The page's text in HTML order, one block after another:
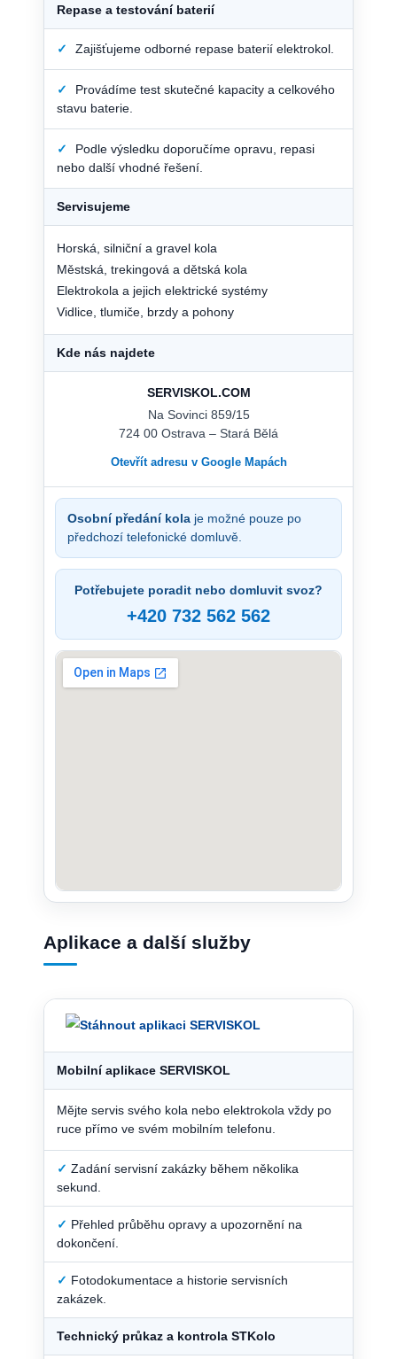
Repase a testování baterií
✓ Zajišťujeme odborné repase baterií elektrokol.
✓
Provádíme test skutečné kapacity a celkového
stavu baterie.
✓
Podle výsledku doporučíme opravu, repasi
nebo další vhodné řešení.
Servisujeme
Horská, silniční a gravel kola
Městská, trekingová a dětská kola
Elektrokola a jejich elektrické systémy
Vidlice, tlumiče, brzdy a pohony
Kde nás najdete
SERVISKOL.COM
Na Sovinci 859/15
724 00 Ostrava – Stará Bělá
Otevřít adresu v Google Mapách
Osobní předání kola je možné pouze po
předchozí telefonické domluvě.
Potřebujete poradit nebo domluvit svoz?
+420 732 562 562
Aplikace a další služby
Mobilní aplikace SERVISKOL
Mějte servis svého kola nebo elektrokola vždy po
ruce přímo ve svém mobilním telefonu.
✓ Zadání servisní zakázky během několika
sekund.
✓ Přehled průběhu opravy a upozornění na
dokončení.
✓ Fotodokumentace a historie servisních
zakázek.
Technický průkaz a kontrola STKolo